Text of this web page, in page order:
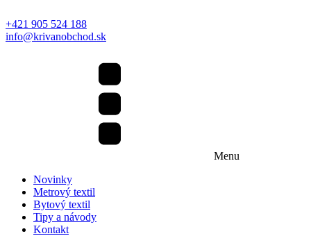
+421 905 524 188
info@krivanobchod.sk
Menu
Novinky
Metrový textil
Bytový textil
Tipy a návody
Kontakt